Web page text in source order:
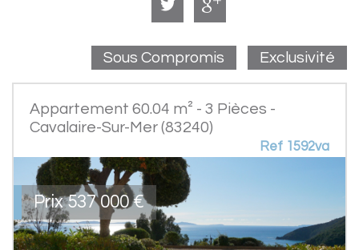
Sous Compromis Exclusivité
Appartement 60.04 m² - 3 Pièces -
Cavalaire-Sur-Mer (83240)
Ref 1592va
Prix 537 000 €